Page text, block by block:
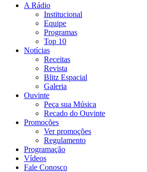
A Rádio
Institucional
Equipe
Programas
Top 10
Notícias
Receitas
Revista
Blitz Espacial
Galeria
Ouvinte
Peça sua Música
Recado do Ouvinte
Promoções
Ver promoções
Regulamento
Programação
Vídeos
Fale Conosco